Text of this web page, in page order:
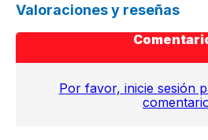
Valoraciones y reseñas
Por favor, inicie sesión